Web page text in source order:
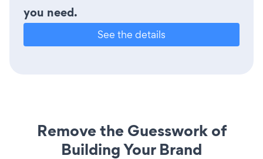
you need.
See the details
Remove the Guesswork of
Building Your Brand